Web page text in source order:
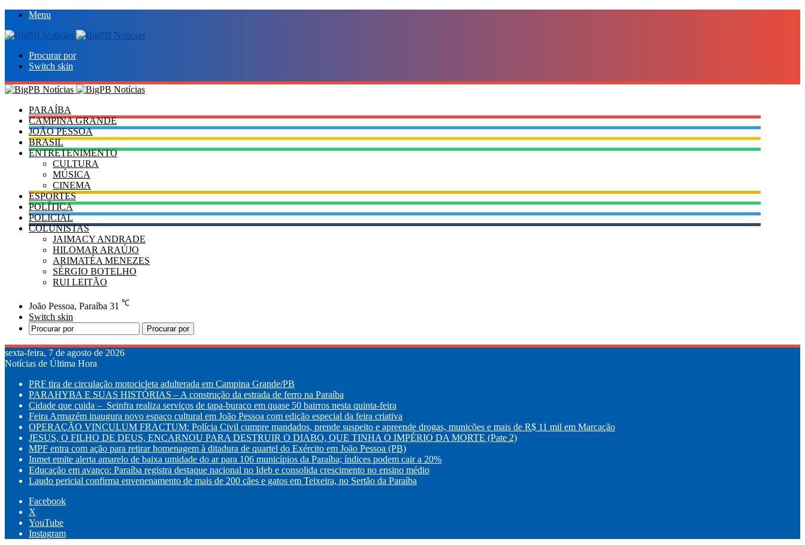
Menu
Procurar por
Switch skin
PARAÍBA
CAMPINA GRANDE
JOÃO PESSOA
BRASIL
ENTRETENIMENTO
CULTURA
MÚSICA
CINEMA
ESPORTES
POLÍTICA
POLICIAL
COLUNISTAS
JAIMACY ANDRADE
HILOMAR ARAÚJO
ARIMATÉA MENEZES
SÉRGIO BOTELHO
RUI LEITÃO
João Pessoa, Paraíba 31 ℃
Switch skin
Procurar por
sexta-feira, 7 de agosto de 2026
Notícias de Última Hora
PRF tira de circulação motocicleta adulterada em Campina Grande/PB
PARAHYBA E SUAS HISTÓRIAS – A construção da estrada de ferro na Paraíba
Cidade que cuida – Seinfra realiza serviços de tapa-buraco em quase 50 bairros nesta quinta-feira
Feira Armazém inaugura novo espaço cultural em João Pessoa com edição especial da feira criativa
OPERAÇÃO VINCULUM FRACTUM: Polícia Civil cumpre mandados, prende suspeito e apreende drogas, munições e mais de R$ 11 mil em Marcação
JESUS, O FILHO DE DEUS, ENCARNOU PARA DESTRUIR O DIABO, QUE TINHA O IMPÉRIO DA MORTE (Pate 2)
MPF entra com ação para retirar homenagem à ditadura de quartel do Exército em João Pessoa (PB)
Inmet emite alerta amarelo de baixa umidade do ar para 106 municípios da Paraíba; índices podem cair a 20%
Educação em avanço: Paraíba registra destaque nacional no Ideb e consolida crescimento no ensino médio
Laudo pericial confirma envenenamento de mais de 200 cães e gatos em Teixeira, no Sertão da Paraíba
Facebook
X
YouTube
Instagram